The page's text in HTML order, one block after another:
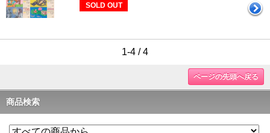
SOLD OUT
1-4 / 4
ページの先頭へ戻る
商品検索